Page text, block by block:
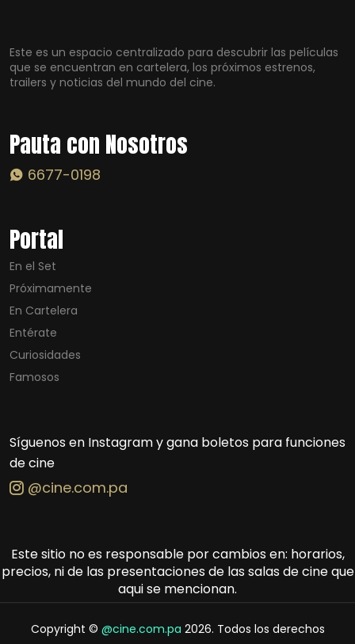
Este es un espacio centralizado para descubrir las películas
que se encuentran en cartelera, los próximos estrenos,
trailers y noticias del mundo del cine.
Pauta con Nosotros
6677-0198
Portal
En el Set
Próximamente
En Cartelera
Entérate
Curiosidades
Famosos
Síguenos en Instagram y gana boletos para funciones
de cine
@cine.com.pa
Este sitio no es responsable por cambios en: horarios,
precios, ni de las presentaciones de las salas de cine que
aqui se mencionan.
Copyright © @cine.com.pa 2026. Todos los derechos